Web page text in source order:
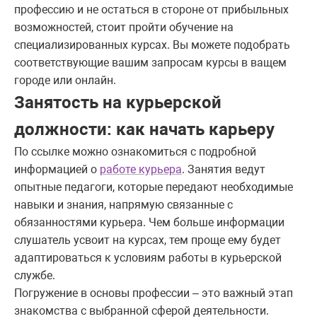
профессию и не остаться в стороне от прибыльных
возможностей, стоит пройти обучение на
специализированных курсах. Вы можете подобрать
соответствующие вашим запросам курсы в ващем
городе или онлайн.
Занятость на курьерской
должности: как начать карьеру
По ссылке можно ознакомиться с подробной
информацией о работе курьера. Занятия ведут
опытные педагоги, которые передают необходимые
навыки и знания, напрямую связанные с
обязанностями курьера. Чем больше информации
слушатель усвоит на курсах, тем проще ему будет
адаптироваться к условиям работы в курьерской
службе.
Погружение в основы профессии – это важный этап
знакомства с выбранной сферой деятельности.